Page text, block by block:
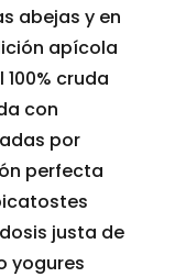
abejas y en
apícola
cruda
con
por
perfecta
justa de
yogures